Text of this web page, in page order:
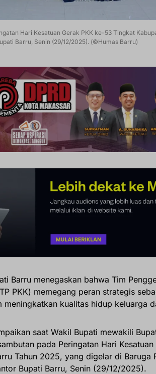
Hari Kesatuan Gerak PKK ke-53 Tingkat
Barru, Senin (29/12/2025). (©Humas Barru)
Barru menegaskan bahwa Tim
PKK) memegang peran strategis
meningkatkan kualitas hidup keluarga
saat Wakil Bupati mewakili
pada Peringatan Hari
Tahun 2025, yang digelar di Baruga
Bupati Barru, Senin (29/12/2025).